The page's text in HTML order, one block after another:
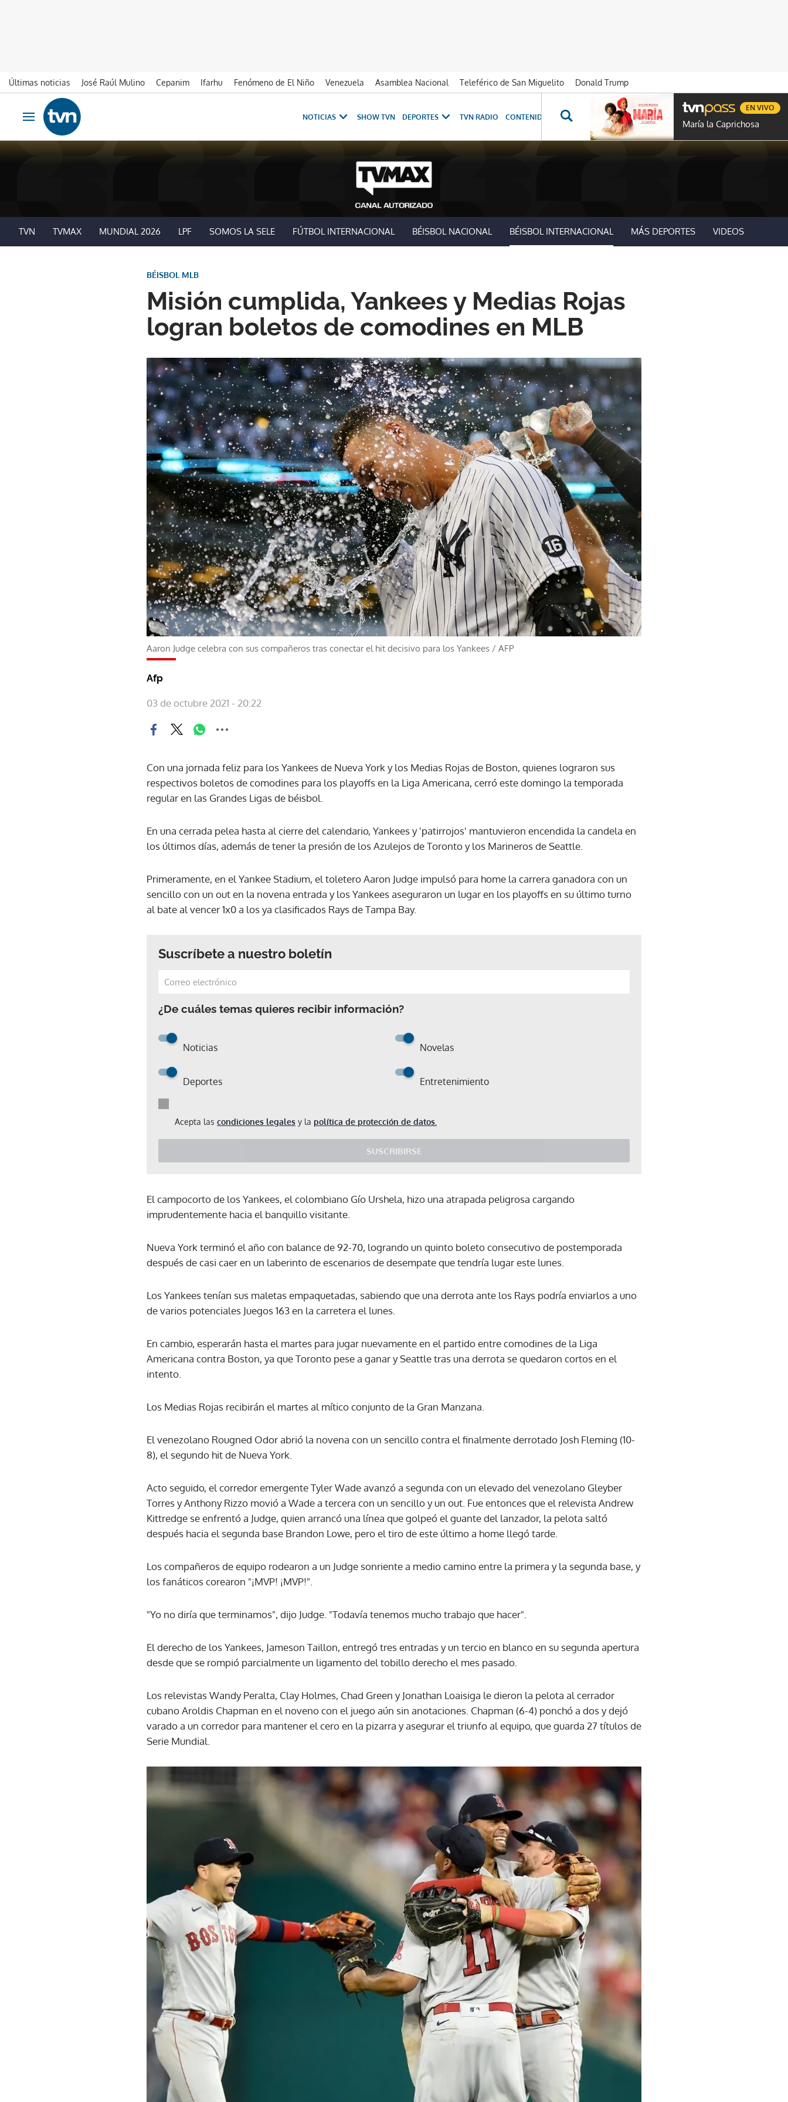
Últimas noticias José Raúl Mulino Cepanim Ifarhu Fenómeno de El Niño Venezuela Asamblea Nacional Teleférico de San Miguelito
Donald Trump
Ir al contenido
Obrir navegació
NOTICIAS SHOW TVN DEPORTES TVN RADIO CONTENIDOS ESPECIALES NOVELAS PROGRAMAS GENTE TVN
María la Caprichosa
EN VIVO
TVN TVMAX MUNDIAL 2026 LPF SOMOS LA SELE FÚTBOL INTERNACIONAL BÉISBOL NACIONAL BÉISBOL INTERNACIONAL MÁS DEPORTES VIDEOS
Misión cumplida, Yankees y Medias Rojas
logran boletos de comodines en MLB
BÉISBOL MLB
Aaron Judge celebra con sus compañeros tras conectar el hit decisivo para los Yankees / AFP
Afp
03 de octubre 2021 - 20:22
Con una jornada feliz para los Yankees de Nueva York y los Medias Rojas de Boston, quienes lograron sus
respectivos boletos de comodines para los playoffs en la Liga Americana, cerró este domingo la temporada
regular en las Grandes Ligas de béisbol.
En una cerrada pelea hasta al cierre del calendario, Yankees y 'patirrojos' mantuvieron encendida la candela en
los últimos días, además de tener la presión de los Azulejos de Toronto y los Marineros de Seattle.
Primeramente, en el Yankee Stadium, el toletero Aaron Judge impulsó para home la carrera ganadora con un
sencillo con un out en la novena entrada y los Yankees aseguraron un lugar en los playoffs en su último turno
al bate al vencer 1x0 a los ya clasificados Rays de Tampa Bay.
Suscríbete a nuestro boletín
¿De cuáles temas quieres recibir información?
Noticias Novelas
Deportes Entretenimiento
Acepta las condiciones legales y la política de protección de datos.
SUSCRIBIRSE
Gracias por suscribirte a nuestro boletín.
ACEPTAR
El campocorto de los Yankees, el colombiano Gío Urshela, hizo una atrapada peligrosa cargando
imprudentemente hacia el banquillo visitante.
Nueva York terminó el año con balance de 92-70, logrando un quinto boleto consecutivo de postemporada
después de casi caer en un laberinto de escenarios de desempate que tendría lugar este lunes.
Los Yankees tenían sus maletas empaquetadas, sabiendo que una derrota ante los Rays podría enviarlos a uno
de varios potenciales Juegos 163 en la carretera el lunes.
En cambio, esperarán hasta el martes para jugar nuevamente en el partido entre comodines de la Liga
Americana contra Boston, ya que Toronto pese a ganar y Seattle tras una derrota se quedaron cortos en el
intento.
Los Medias Rojas recibirán el martes al mítico conjunto de la Gran Manzana.
El venezolano Rougned Odor abrió la novena con un sencillo contra el finalmente derrotado Josh Fleming (10-
8), el segundo hit de Nueva York.
Acto seguido, el corredor emergente Tyler Wade avanzó a segunda con un elevado del venezolano Gleyber
Torres y Anthony Rizzo movió a Wade a tercera con un sencillo y un out. Fue entonces que el relevista Andrew
Kittredge se enfrentó a Judge, quien arrancó una línea que golpeó el guante del lanzador, la pelota saltó
después hacia el segunda base Brandon Lowe, pero el tiro de este último a home llegó tarde.
Los compañeros de equipo rodearon a un Judge sonriente a medio camino entre la primera y la segunda base, y
los fanáticos corearon "¡MVP! ¡MVP!".
"Yo no diría que terminamos", dijo Judge. "Todavía tenemos mucho trabajo que hacer".
El derecho de los Yankees, Jameson Taillon, entregó tres entradas y un tercio en blanco en su segunda apertura
desde que se rompió parcialmente un ligamento del tobillo derecho el mes pasado.
Los relevistas Wandy Peralta, Clay Holmes, Chad Green y Jonathan Loaisiga le dieron la pelota al cerrador
cubano Aroldis Chapman en el noveno con el juego aún sin anotaciones. Chapman (6-4) ponchó a dos y dejó
varado a un corredor para mantener el cero en la pizarra y asegurar el triunfo al equipo, que guarda 27 títulos de
Serie Mundial.